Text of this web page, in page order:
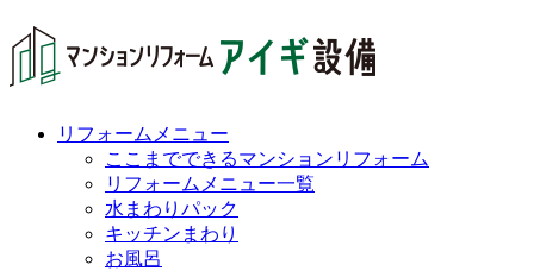
リフォームメニュー
ここまでできるマンションリフォーム
リフォームメニュー一覧
水まわりパック
キッチンまわり
お風呂